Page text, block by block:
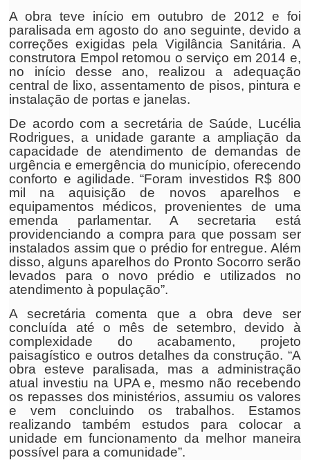
A obra teve início em outubro de 2012 e foi
paralisada em agosto do ano seguinte, devido a
correções exigidas pela Vigilância Sanitária. A
construtora Empol retomou o serviço em 2014 e,
no início desse ano, realizou a adequação
central de lixo, assentamento de pisos, pintura e
instalação de portas e janelas.
De acordo com a secretária de Saúde, Lucélia
Rodrigues, a unidade garante a ampliação da
capacidade de atendimento de demandas de
urgência e emergência do município, oferecendo
conforto e agilidade. “Foram investidos R$ 800
mil na aquisição de novos aparelhos e
equipamentos médicos, provenientes de uma
emenda parlamentar. A secretaria está
providenciando a compra para que possam ser
instalados assim que o prédio for entregue. Além
disso, alguns aparelhos do Pronto Socorro serão
levados para o novo prédio e utilizados no
atendimento à população”.
A secretária comenta que a obra deve ser
concluída até o mês de setembro, devido à
complexidade do acabamento, projeto
paisagístico e outros detalhes da construção. “A
obra esteve paralisada, mas a administração
atual investiu na UPA e, mesmo não recebendo
os repasses dos ministérios, assumiu os valores
e vem concluindo os trabalhos. Estamos
realizando também estudos para colocar a
unidade em funcionamento da melhor maneira
possível para a comunidade”.